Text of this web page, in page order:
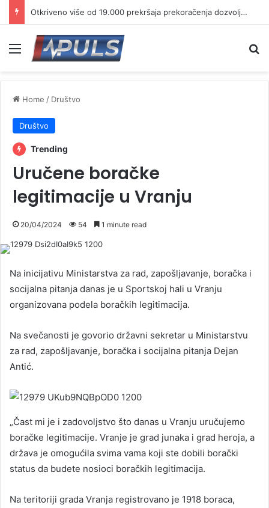
Otkriveno više od 19.000 prekršaja prekoračenja dozvoljene brzine
Menu
Home / Društvo
Društvo
Trending
Uručene boračke
legitimacije u Vranju
20/04/2024 54 1 minute read
Na inicijativu Ministarstva za rad, zapošljavanje, boračka i
socijalna pitanja danas je u Sportskoj hali u Vranju
organizovana podela boračkih legitimacija.
Na svečanosti je govorio državni sekretar u Ministarstvu
za rad, zapošljavanje, boračka i socijalna pitanja Dejan
Antić.
„Čast mi je i zadovoljstvo što danas u Vranju uručujemo
boračke legitimacije. Vranje je grad junaka i grad heroja, a
država je omogućila svima vama koji ste dobili borački
status da budete nosioci boračkih legitimacija.
Na teritoriji grada Vranja registrovano je 1918 boraca,